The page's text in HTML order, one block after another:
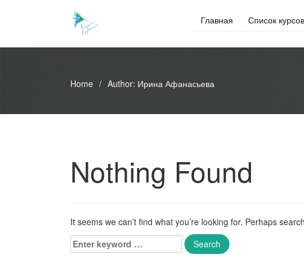
Главная Список курсов
Home / Author: Ирина Афанасьева
Nothing Found
It seems we can’t find what you’re looking for. Perhaps
Enter
keyword